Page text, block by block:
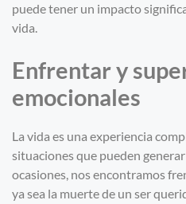
puede tener un impacto
vida.
Enfrentar y
emocionales
La vida es una experiencia
situaciones que pueden
ocasiones, nos encontramos
ya sea la muerte de un ser